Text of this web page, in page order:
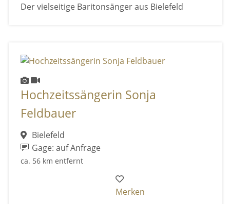
Der vielseitige Baritonsänger aus Bielefeld
Hochzeitssängerin Sonja
Feldbauer
Bielefeld
Gage: auf Anfrage
ca. 56 km entfernt
Merken